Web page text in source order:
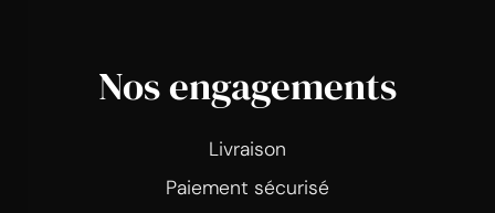
Nos engagements
Livraison
Paiement sécurisé